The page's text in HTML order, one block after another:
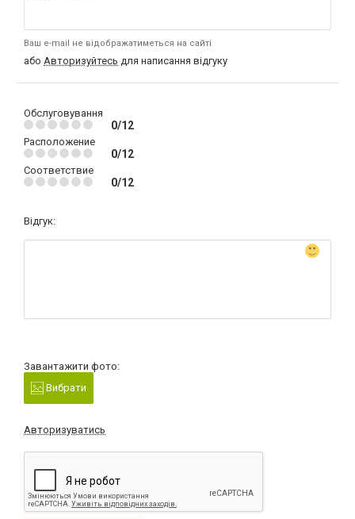
Ваш e-mail не відображатиметься на сайті
або Авторизуйтесь для написання відгуку
Обслуговування
0/12
Расположение
0/12
Соответствие
0/12
Відгук:
Завантажити фото:
Вибрати
Авторизуватись